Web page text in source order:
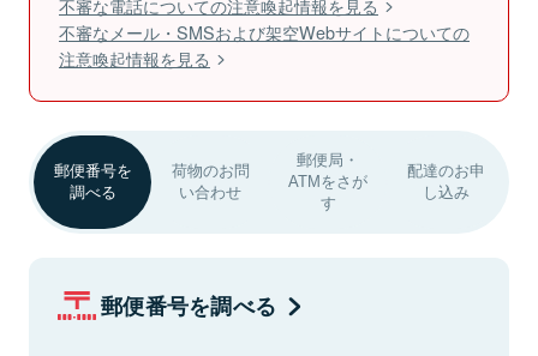
不審な電話についての注意喚起情報を見る
不審なメール・SMSおよび架空Webサイトについての
注意喚起情報を見る
郵便番号を
調べる
荷物のお問
い合わせ
郵便局・
ATMをさが
す
配達のお申
し込み
郵便番号を調べる